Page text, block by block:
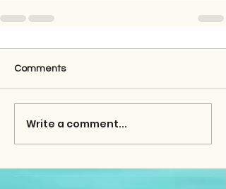
Comments
Write a comment...